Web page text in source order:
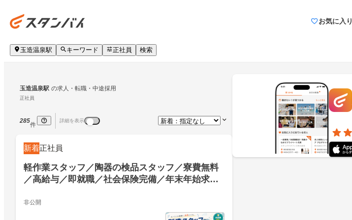
お気に入り
玉造温泉駅 キーワード 正社員 検索
玉造温泉駅 の求人・転職・中途採用
正社員
285
件
詳細を表示
新着正社員
軽作業スタッフ／陶器の検品スタッフ／寮費無料
／高給与／即就職／社会保険完備／年末年始求人
上／残業なし／陶器の検品スタッフ／寮費無料／
高給与／即就職／社会保険完備／年末年始求人／
非公開